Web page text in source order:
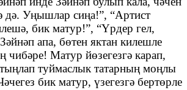
дә. Уңышлар сиңа!”, “Артист
бик матур!”, “Үрдер гел,
апа, бөтен яктан килешле
чибәре! Матур йөзегезгә карап,
туймаслык татарның моңлы
бик матур, үзегезгә бертөрле